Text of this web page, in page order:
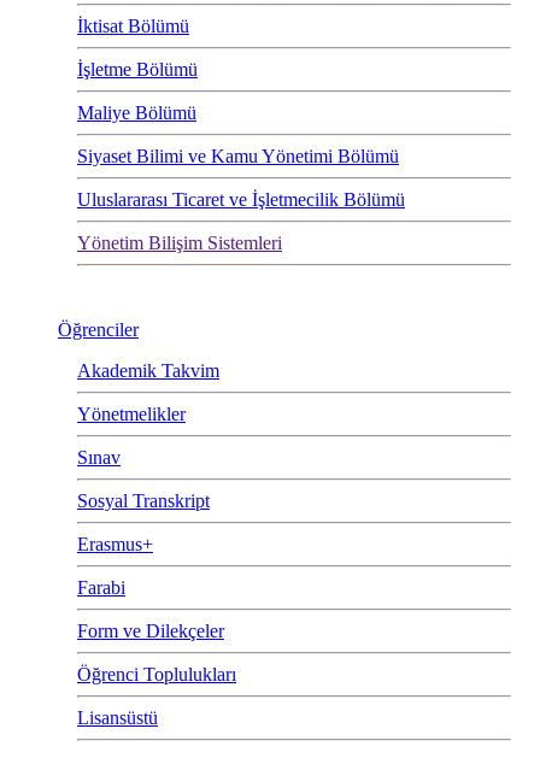
İktisat Bölümü
İşletme Bölümü
Maliye Bölümü
Siyaset Bilimi ve Kamu Yönetimi Bölümü
Uluslararası Ticaret ve İşletmecilik Bölümü
Yönetim Bilişim Sistemleri
Öğrenciler
Akademik Takvim
Yönetmelikler
Sınav
Sosyal Transkript
Erasmus+
Farabi
Form ve Dilekçeler
Öğrenci Toplulukları
Lisansüstü